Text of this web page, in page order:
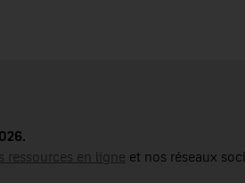
ressources en ligne et nos réseaux